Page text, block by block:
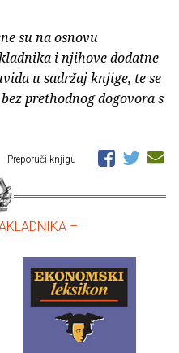
su na osnovu
i njihove dodatne
u sadržaj knjige, te se
prethodnog dogovora s
Preporuči knjigu
–